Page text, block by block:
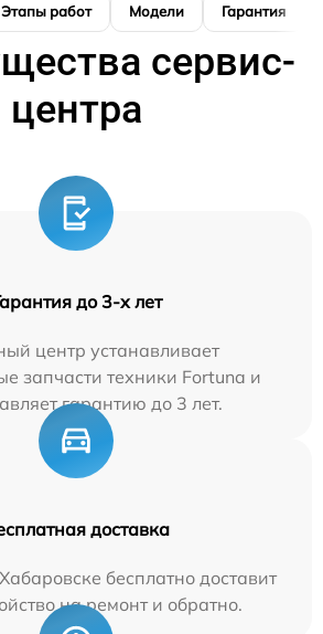
Этапы работ Модели Гарантия
сервис-
центра
до 3-х лет
центр устанавливает
запчасти техники Fortuna и
гарантию до 3 лет.
доставка
бесплатно доставит
на ремонт и обратно.